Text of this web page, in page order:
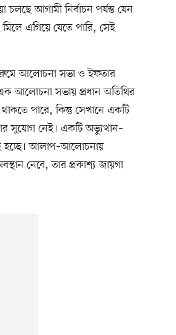
চলছে আগামী নির্বাচন পর্যন্ত যেন
মিলে এগিয়ে যেতে পারি, সেই
আলোচনা সভা ও ইফতার
আলোচনা সভায় প্রধান অতিথির
পারে, কিন্তু সেখানে একটি
সুযোগ নেই। একটি অভ্যুত্থান–
হচ্ছে। আলাপ–আলোচনায়
নেবে, তার প্রকাশ্য জায়গা